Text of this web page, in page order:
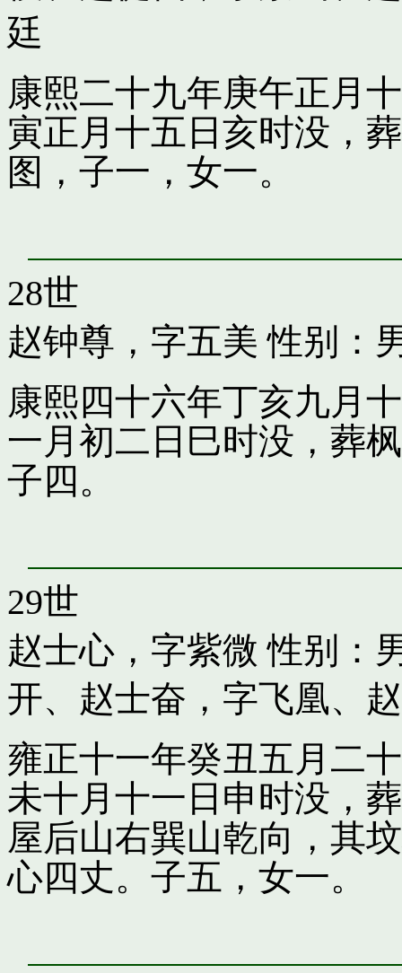
廷
康熙二十九年庚午正月
寅正月十五日亥时没，
图，子一，女一。
28世
赵钟尊，字五美 性别：
康熙四十六年丁亥九月
一月初二日巳时没，葬
子四。
29世
赵士心，字紫微 性别：
开、 赵士奋，字飞凰、
雍正十一年癸丑五月二
未十月十一日申时没，
屋后山右巽山乾向，其
心四丈。子五，女一。